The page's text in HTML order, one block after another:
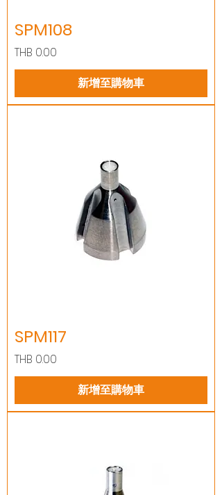
SPM108
價格
THB 0.00
新增至購物車
SPM117
價格
THB 0.00
新增至購物車